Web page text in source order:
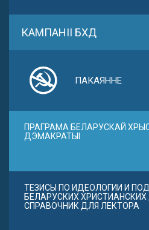
КАМПАНІІ БХД
ПАКАЯННЕ
ПРАГРАМА БЕЛАРУСКАЙ
ДЭМАКРАТЫІ
ТЕЗИСЫ ПО ИДЕОЛОГИИ И
БЕЛАРУСКИХ
СПРАВОЧНИК ДЛЯ ЛЕКТОРА